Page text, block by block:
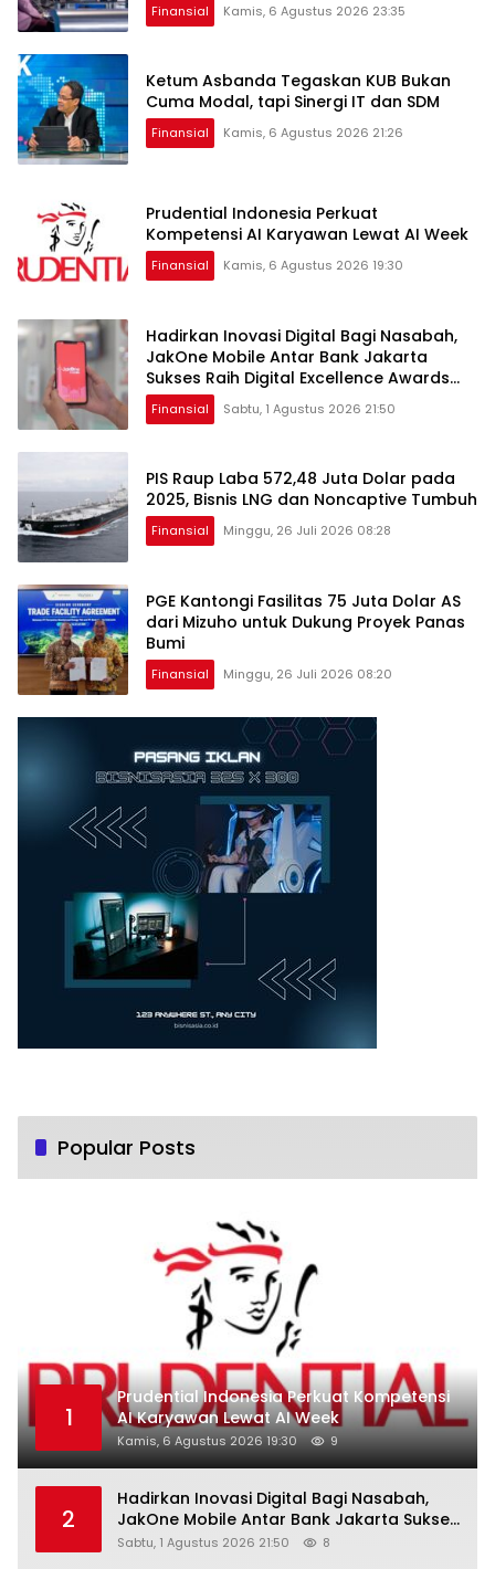
Finansial Kamis, 6 Agustus 2026 23:35
Ketum Asbanda Tegaskan KUB Bukan
Cuma Modal, tapi Sinergi IT dan SDM
Finansial Kamis, 6 Agustus 2026 21:26
Prudential Indonesia Perkuat
Kompetensi AI Karyawan Lewat AI Week
Finansial Kamis, 6 Agustus 2026 19:30
Hadirkan Inovasi Digital Bagi Nasabah,
JakOne Mobile Antar Bank Jakarta
Sukses Raih Digital Excellence Awards
2026
Finansial Sabtu, 1 Agustus 2026 21:50
PIS Raup Laba 572,48 Juta Dolar pada
2025, Bisnis LNG dan Noncaptive Tumbuh
Finansial Minggu, 26 Juli 2026 08:28
PGE Kantongi Fasilitas 75 Juta Dolar AS
dari Mizuho untuk Dukung Proyek Panas
Bumi
Finansial Minggu, 26 Juli 2026 08:20
Popular Posts
1
Prudential Indonesia Perkuat Kompetensi
AI Karyawan Lewat AI Week
Kamis, 6 Agustus 2026 19:30 9
2
Hadirkan Inovasi Digital Bagi Nasabah,
JakOne Mobile Antar Bank Jakarta Sukses
Raih Digital Excellence Awards 2026
Sabtu, 1 Agustus 2026 21:50 8